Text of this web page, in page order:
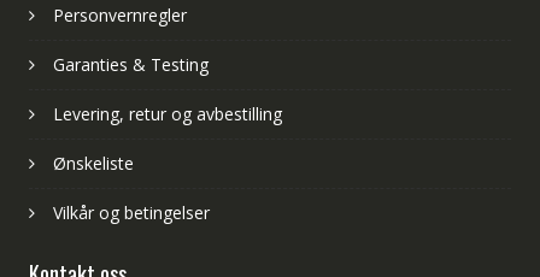
Personvernregler
Garanties & Testing
Levering, retur og avbestilling
Ønskeliste
Vilkår og betingelser